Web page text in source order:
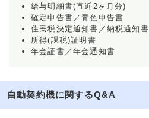
給与明細書(直近2ヶ月分)
確定申告書／青色申告書
住民税決定通知書／納税通知書
所得(課税)証明書
年金証書／年金通知書
自動契約機に関するQ&A